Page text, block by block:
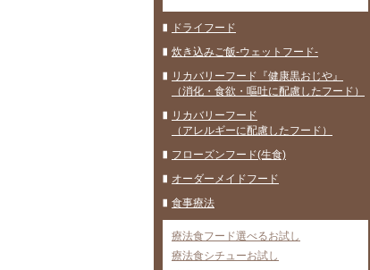
ドライフード
炊き込みご飯-ウェットフード-
リカバリーフード『健康黒おじや』
（消化・食欲・嘔吐に配慮したフード）
リカバリーフード
（アレルギーに配慮したフード）
フローズンフード(生食)
オーダーメイドフード
食事療法
療法食フード選べるお試し
療法食シチューお試し